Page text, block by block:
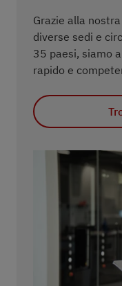
Grazie alla
diverse sedi e
35 paesi, siamo
rapido e